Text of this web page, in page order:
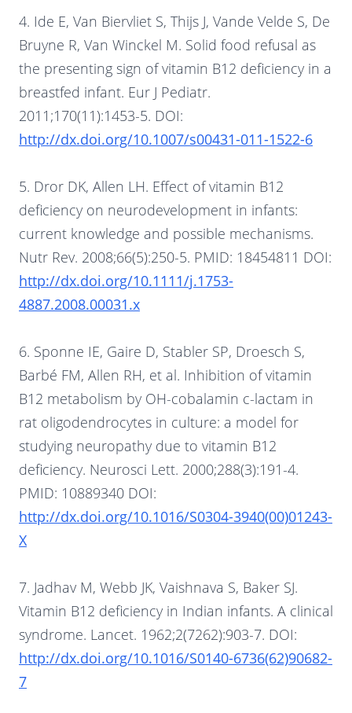
4. Ide E, Van Biervliet S, Thijs J, Vande Velde S, De
Bruyne R, Van Winckel M. Solid food refusal as
the presenting sign of vitamin B12 deficiency in a
breastfed infant. Eur J Pediatr.
2011;170(11):1453-5. DOI:
http://dx.doi.org/10.1007/s00431-011-1522-6
5. Dror DK, Allen LH. Effect of vitamin B12
deficiency on neurodevelopment in infants:
current knowledge and possible mechanisms.
Nutr Rev. 2008;66(5):250-5. PMID: 18454811 DOI:
http://dx.doi.org/10.1111/j.1753-
4887.2008.00031.x
6. Sponne IE, Gaire D, Stabler SP, Droesch S,
Barbé FM, Allen RH, et al. Inhibition of vitamin
B12 metabolism by OH-cobalamin c-lactam in
rat oligodendrocytes in culture: a model for
studying neuropathy due to vitamin B12
deficiency. Neurosci Lett. 2000;288(3):191-4.
PMID: 10889340 DOI:
http://dx.doi.org/10.1016/S0304-3940(00)01243-
X
7. Jadhav M, Webb JK, Vaishnava S, Baker SJ.
Vitamin B12 deficiency in Indian infants. A clinical
syndrome. Lancet. 1962;2(7262):903-7. DOI:
http://dx.doi.org/10.1016/S0140-6736(62)90682-
7